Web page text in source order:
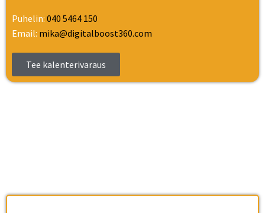
Puhelin: 040 5464 150
Email: mika@digitalboost360.com
Tee kalenterivaraus